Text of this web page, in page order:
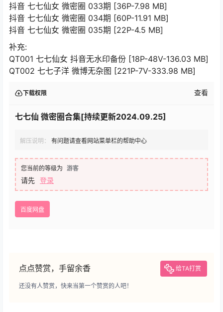
抖音 七七仙女 微密圈 033期 [36P-7.98 MB]
抖音 七七仙女 微密圈 034期 [60P-11.91 MB]
抖音 七七仙女 微密圈 035期 [22P-4.5 MB]
补充:
QT001 七七仙女 抖音无水印备份 [18P-48V-136.03 MB]
QT002 七七子洋 微博无杂图 [221P-7V-333.98 MB]
下载权限 查看
七七仙 微密圈合集[持续更新2024.09.25]
解压说明： 有问题请查看网站菜单栏的帮助中心
您当前的等级为 游客
请先 登录
百度网盘
点点赞赏，手留余香 给TA打赏
还没有人赞赏，快来当第一个赞赏的人吧！